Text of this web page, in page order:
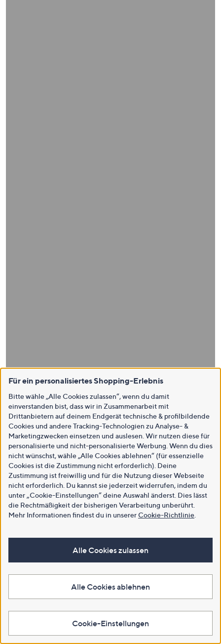
Für ein personalisiertes Shopping-Erlebnis
Bitte wähle „Alle Cookies zulassen“, wenn du damit
einverstanden bist, dass wir in Zusammenarbeit mit
Drittanbietern auf deinem Endgerät technische & profilbildende
Cookies und andere Tracking-Technologien zu Analyse- &
Marketingzwecken einsetzen und auslesen. Wir nutzen diese für
personalisierte und nicht-personalisierte Werbung. Wenn du dies
nicht wünschst, wähle „Alle Cookies ablehnen“ (für essenzielle
Cookies ist die Zustimmung nicht erforderlich). Deine
Zustimmung ist freiwillig und für die Nutzung dieser Webseite
nicht erforderlich. Du kannst sie jederzeit widerrufen, indem du
unter „Cookie-Einstellungen“ deine Auswahl änderst. Dies lässt
die Rechtmäßigkeit der bisherigen Verarbeitung unberührt.
Mehr Informationen findest du in unsererCookie-Richtlinie
Alle Cookies zulassen
Alle Cookies ablehnen
Cookie-Einstellungen